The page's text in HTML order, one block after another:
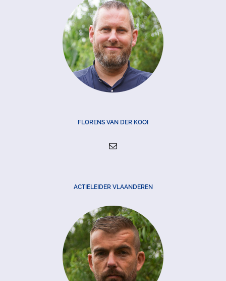
FLORENS VAN DER KOOI
ACTIELEIDER VLAANDEREN